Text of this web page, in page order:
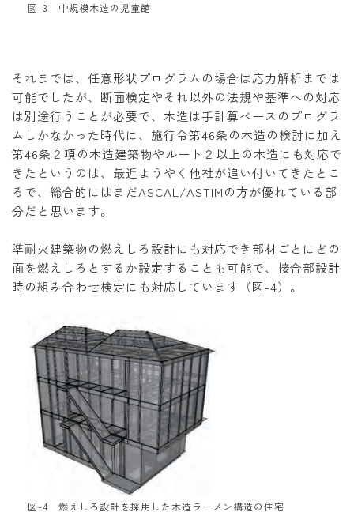
図-3 中規模木造の児童館
それまでは、任意形状プログラムの場合は応力解析までは
可能でしたが、断面検定やそれ以外の法規や基準への対応
は別途行うことが必要で、木造は手計算ベースのプログラ
ムしかなかった時代に、施行令第46条の木造の検討に加え
第46条２項の木造建築物やルート２以上の木造にも対応で
きたというのは、最近ようやく他社が追い付いてきたとこ
ろで、総合的にはまだASCAL/ASTIMの方が優れている部
分だと思います。
準耐火建築物の燃えしろ設計にも対応でき部材ごとにどの
面を燃えしろとするか設定することも可能で、接合部設計
時の組み合わせ検定にも対応しています（図-4）。
図-4 燃えしろ設計を採用した木造ラーメン構造の住宅